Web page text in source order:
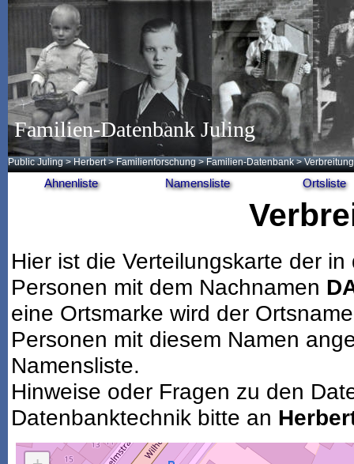
Familien-Datenbank Juling
Public Juling >Herbert >Familienforschung >Familien-Datenbank >
Ahnenliste Namensliste Ortsliste
Hier ist die Verteilungskarte der
Personen mit dem Nachnamen
eine Ortsmarke wird der
Personen mit diesem Namen
Namensliste.
Hinweise oder Fragen zu den
Datenbanktechnik bitte an